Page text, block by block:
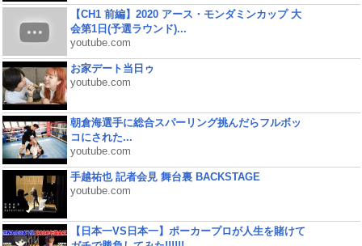
【CH1 前編】2020 アース・モンダミンカップ 大
会第1日(予選ラウンド)...
youtube.com
お家デート当日ゥ
youtube.com
朝倉海選手に総合スパーリング挑んだらフルボッ
コにされた...
youtube.com
手越祐也 記者会見 舞台裏 BACKSTAGE
youtube.com
【日本一VS日本一】ポーカープロが人生を賭けて